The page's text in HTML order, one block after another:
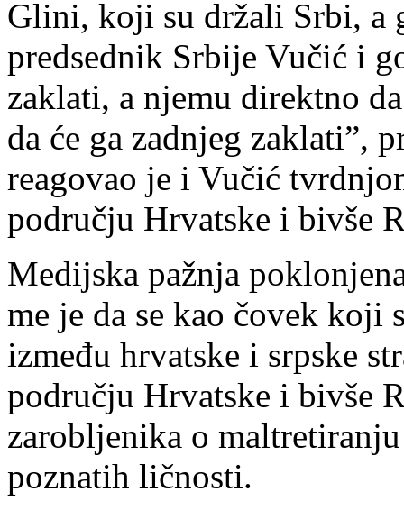
Glini, koji su držali Srbi, a
predsednik Srbije Vučić i
zaklati, a njemu direktno
da će ga zadnjeg zaklati”,
reagovao je i Vučić
području Hrvatske i bivše
Medijska pažnja
me je da se kao čovek koji
između hrvatske i srpske
području Hrvatske i bivše
zarobljenika o
poznatih ličnosti.